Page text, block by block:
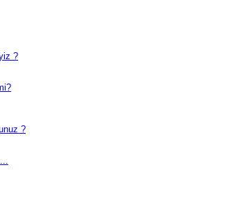
?
?